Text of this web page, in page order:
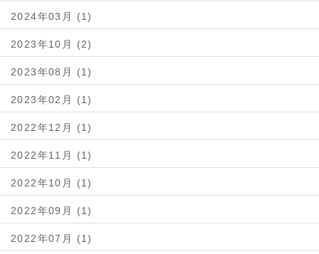
2024年03月 (1)
2023年10月 (2)
2023年08月 (1)
2023年02月 (1)
2022年12月 (1)
2022年11月 (1)
2022年10月 (1)
2022年09月 (1)
2022年07月 (1)